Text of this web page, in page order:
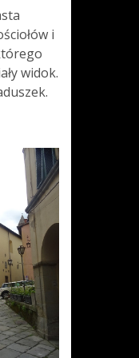
i
widok.